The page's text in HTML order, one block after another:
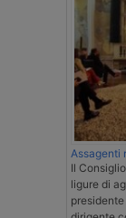
Assagenti
Il
ligure di